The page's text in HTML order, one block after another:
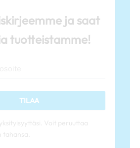
ja saat
tuotteistamme!
TILAA